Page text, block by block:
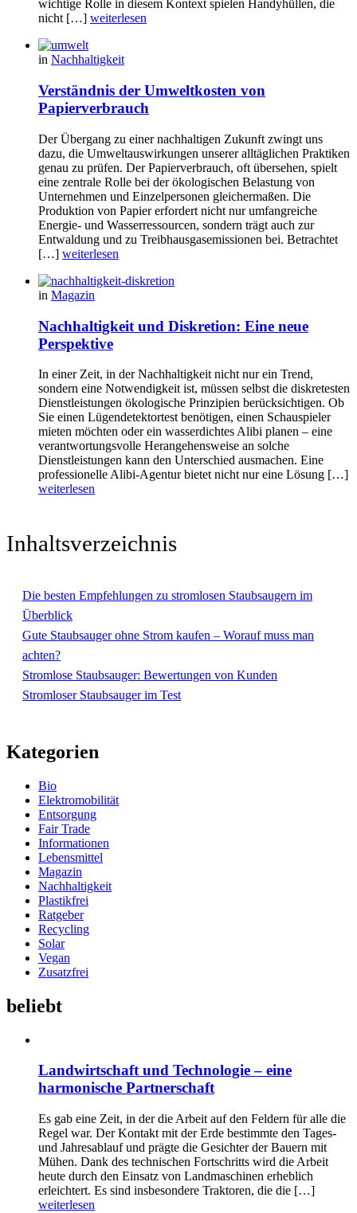
wichtige Rolle in diesem Kontext spielen Handyhüllen, die
nicht […] weiterlesen
in Nachhaltigkeit
Verständnis der Umweltkosten von
Papierverbrauch
Der Übergang zu einer nachhaltigen Zukunft zwingt uns
dazu, die Umweltauswirkungen unserer alltäglichen Praktiken
genau zu prüfen. Der Papierverbrauch, oft übersehen, spielt
eine zentrale Rolle bei der ökologischen Belastung von
Unternehmen und Einzelpersonen gleichermaßen. Die
Produktion von Papier erfordert nicht nur umfangreiche
Energie- und Wasserressourcen, sondern trägt auch zur
Entwaldung und zu Treibhausgasemissionen bei. Betrachtet
[…] weiterlesen
in Magazin
Nachhaltigkeit und Diskretion: Eine neue
Perspektive
In einer Zeit, in der Nachhaltigkeit nicht nur ein Trend,
sondern eine Notwendigkeit ist, müssen selbst die diskretesten
Dienstleistungen ökologische Prinzipien berücksichtigen. Ob
Sie einen Lügendetektortest benötigen, einen Schauspieler
mieten möchten oder ein wasserdichtes Alibi planen – eine
verantwortungsvolle Herangehensweise an solche
Dienstleistungen kann den Unterschied ausmachen. Eine
professionelle Alibi-Agentur bietet nicht nur eine Lösung […]
weiterlesen
Inhaltsverzeichnis
Die besten Empfehlungen zu stromlosen Staubsaugern im
Überblick
Gute Staubsauger ohne Strom kaufen – Worauf muss man
achten?
Stromlose Staubsauger: Bewertungen von Kunden
Stromloser Staubsauger im Test
Kategorien
Bio
Elektromobilität
Entsorgung
Fair Trade
Informationen
Lebensmittel
Magazin
Nachhaltigkeit
Plastikfrei
Ratgeber
Recycling
Solar
Vegan
Zusatzfrei
beliebt
Landwirtschaft und Technologie – eine
harmonische Partnerschaft
Es gab eine Zeit, in der die Arbeit auf den Feldern für alle die
Regel war. Der Kontakt mit der Erde bestimmte den Tages-
und Jahresablauf und prägte die Gesichter der Bauern mit
Mühen. Dank des technischen Fortschritts wird die Arbeit
heute durch den Einsatz von Landmaschinen erheblich
erleichtert. Es sind insbesondere Traktoren, die die […]
weiterlesen